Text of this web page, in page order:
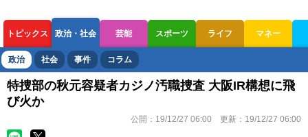
トピックス 政治・社会 芸能 スポーツ ライフ マネー
ボートレース 競輪 オートレース
政治 社会 事件 コラム
特捜部の秋元容疑者カジノ汚職捜査 大阪IR構想に飛
び火か
公開： 19/12/27 06:00 更新： 19/12/27 06:00